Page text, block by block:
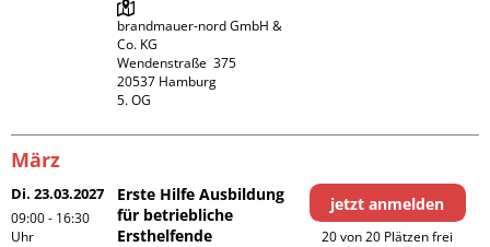
brandmauer-nord GmbH &
Co. KG
Wendenstraße  375
20537 Hamburg
5. OG
März
Di. 23.03.2027
09:00 - 16:30
Uhr
Erste Hilfe Ausbildung
für betriebliche
Ersthelfende
jetzt anmelden
20 von 20 Plätzen frei